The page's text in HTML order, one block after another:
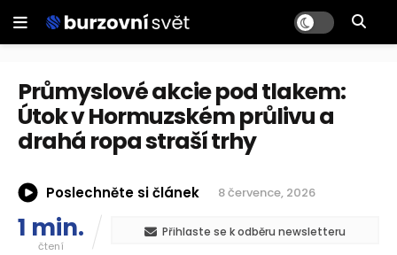
Průmyslové akcie pod tlakem:
Útok v Hormuzském průlivu a
drahá ropa straší trhy
Poslechněte si článek 8 července, 2026
1 min.
čtení
Přihlaste se k odběru newsletteru